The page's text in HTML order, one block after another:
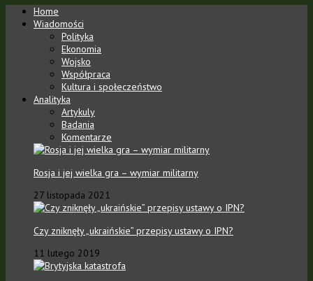
Home
Wiadomości
Polityka
Ekonomia
Wojsko
Współpraca
Kultura i społeczeństwo
Analityka
Artykuly
Badania
Komentarze
Rosja i jej wielka gra – wymiar militarny
27 listopada 2021
Czy zniknęły „ukraińskie” przepisy ustawy o IPN?
11 lutego 2019